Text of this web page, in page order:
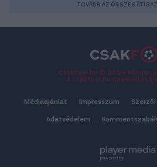
TOVÁBB AZ ÖSSZES
Csakfoci.hu © 2026 Minden
A csakfoci.hu
Médiaajánlat Impresszum
Adatvédelem
powered by